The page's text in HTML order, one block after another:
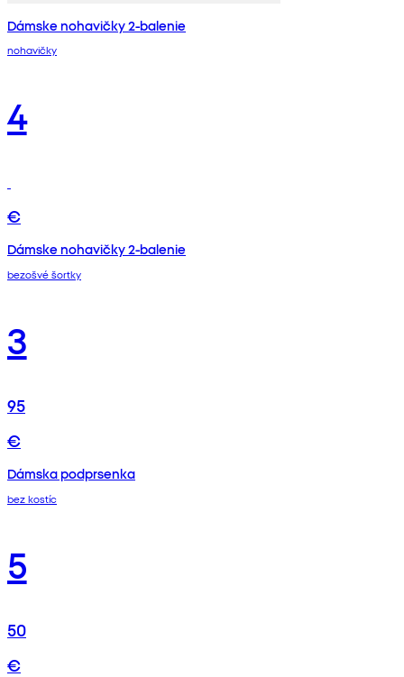
Dámske nohavičky 2-balenie
nohavičky
4
€
Dámske nohavičky 2-balenie
bezošvé šortky
3
95
€
Dámska podprsenka
bez kostíc
5
50
€